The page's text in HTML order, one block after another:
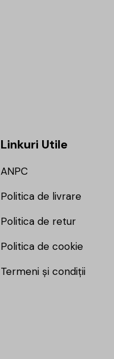
Linkuri Utile
ANPC
Politica de livrare
Politica de retur
Politica de cookie
Termeni și condiții